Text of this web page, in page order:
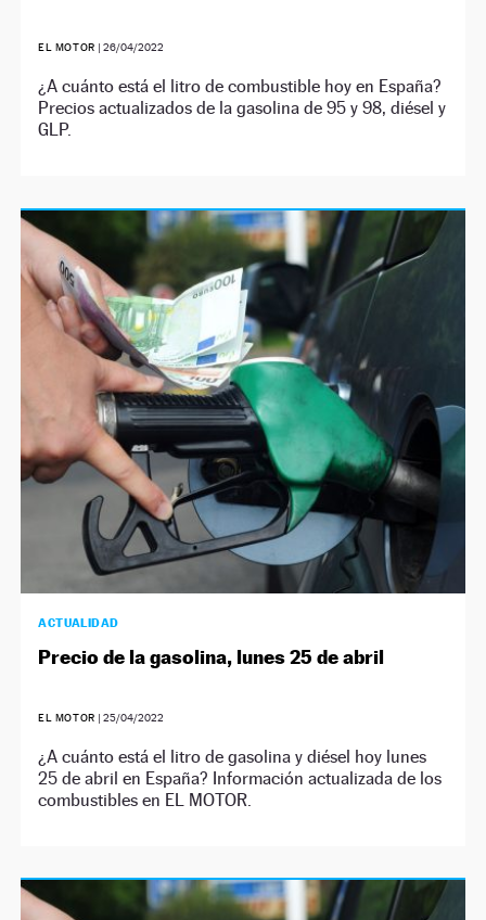
EL MOTOR | 26/04/2022
¿A cuánto está el litro de combustible hoy en España?
Precios actualizados de la gasolina de 95 y 98, diésel y
GLP.
ACTUALIDAD
Precio de la gasolina, lunes 25 de abril
EL MOTOR | 25/04/2022
¿A cuánto está el litro de gasolina y diésel hoy lunes
25 de abril en España? Información actualizada de los
combustibles en EL MOTOR.